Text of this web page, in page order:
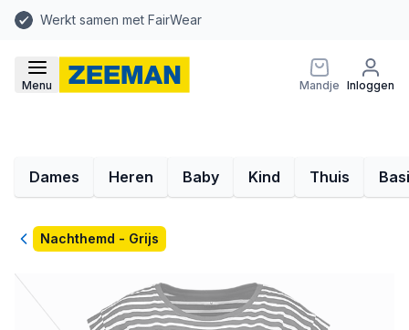
Werkt samen met FairWear
Menu Mandje Inloggen
Dames Heren Baby Kind Thuis
TerugNachthemd - Grijs